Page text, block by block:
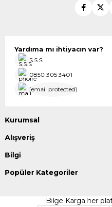
Yardıma mı ihtiyacın var?
S.S.S.
0850 305 3401
[email protected]
Kurumsal
Alışveriş
Bilgi
Popüler Kategoriler
Bilge Karga her